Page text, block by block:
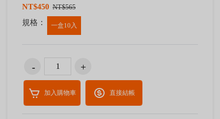
NT$450 NT$565
規格： 一盒10入
加入購物車 直接結帳